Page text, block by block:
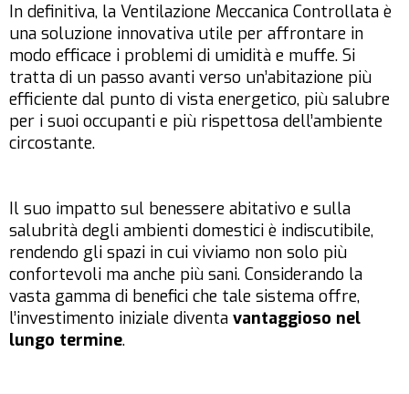
In definitiva, la Ventilazione Meccanica Controllata è
una soluzione innovativa utile per affrontare in
modo efficace i problemi di umidità e muffe. Si
tratta di un passo avanti verso un’abitazione più
efficiente dal punto di vista energetico, più salubre
per i suoi occupanti e più rispettosa dell’ambiente
circostante.
Il suo impatto sul benessere abitativo e sulla
salubrità degli ambienti domestici è indiscutibile,
rendendo gli spazi in cui viviamo non solo più
confortevoli ma anche più sani. Considerando la
vasta gamma di benefici che tale sistema offre,
l’investimento iniziale diventa vantaggioso nel
lungo termine.